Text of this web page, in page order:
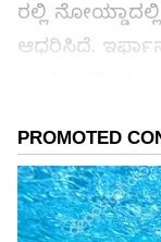
ರಲ್ಲಿ
ಆಧರಿಸಿದೆ.
ಸಮಗ್ರ ಸುದ್ದಿ